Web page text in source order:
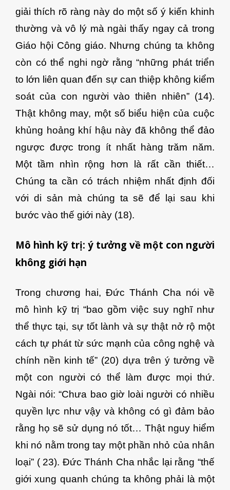
giải thích rõ ràng này do một số ý kiến khinh
thường và vô lý mà ngài thấy ngay cả trong
Giáo hội Công giáo. Nhưng chúng ta không
còn có thể nghi ngờ rằng “những phát triển
to lớn liên quan đến sự can thiệp không kiểm
soát của con người vào thiên nhiên” (14).
Thật không may, một số biểu hiện của cuộc
khủng hoảng khí hậu này đã không thể đảo
ngược được trong ít nhất hàng trăm năm.
Một tầm nhìn rộng hơn là rất cần thiết…
Chúng ta cần có trách nhiệm nhất định đối
với di sản mà chúng ta sẽ để lại sau khi
bước vào thế giới này (18).
Mô hình kỹ trị: ý tưởng về một con người
không giới hạn
Trong chương hai, Đức Thánh Cha nói về
mô hình kỹ trị “bao gồm việc suy nghĩ như
thể thực tại, sự tốt lành và sự thật nở rộ một
cách tự phát từ sức mạnh của công nghệ và
chính nền kinh tế” (20) dựa trên ý tưởng về
một con người có thể làm được mọi thứ.
Ngài nói: “Chưa bao giờ loài người có nhiều
quyền lực như vậy và không có gì đảm bảo
rằng họ sẽ sử dụng nó tốt… Thật nguy hiểm
khi nó nằm trong tay một phần nhỏ của nhân
loại” ( 23). Đức Thánh Cha nhắc lại rằng “thế
giới xung quanh chúng ta không phải là một